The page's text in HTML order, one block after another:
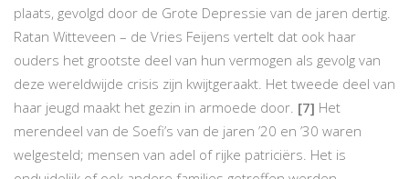
plaats, gevolgd door de Grote Depressie van de jaren dertig.
Ratan Witteveen – de Vries Feijens vertelt dat ook haar
ouders het grootste deel van hun vermogen als gevolg van
deze wereldwijde crisis zijn kwijtgeraakt. Het tweede deel van
haar jeugd maakt het gezin in armoede door. [7] Het
merendeel van de Soefi’s van de jaren ’20 en ’30 waren
welgesteld; mensen van adel of rijke patriciërs. Het is